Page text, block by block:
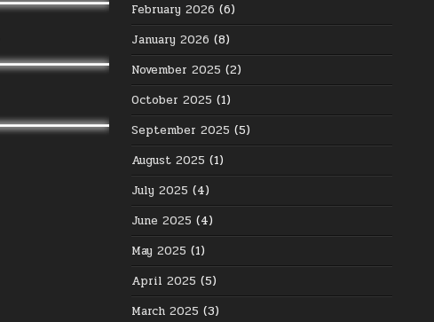
February 2026 (6)
January 2026 (8)
November 2025 (2)
October 2025 (1)
September 2025 (5)
August 2025 (1)
July 2025 (4)
June 2025 (4)
May 2025 (1)
April 2025 (5)
March 2025 (3)